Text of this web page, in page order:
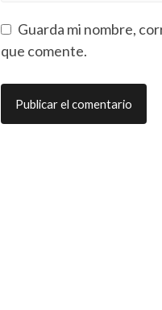
Guarda mi nombre,
que comente.